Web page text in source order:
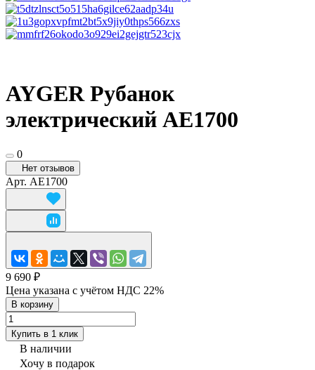
AYGER Рубанок
электрический AE1700
0
Нет отзывов
Арт. AE1700
9 690 ₽
Цена указана с учётом НДС 22%
В корзину
Купить в 1 клик
В наличии
Хочу в подарок